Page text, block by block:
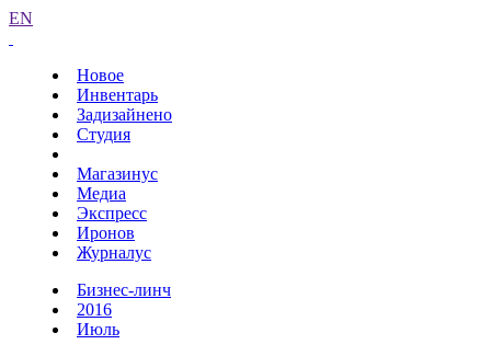
EN
Новое
Инвентарь
Задизайнено
Студия
Магазинус
Медиа
Экспресс
Иронов
Журналус
Бизнес-линч
2016
Июль